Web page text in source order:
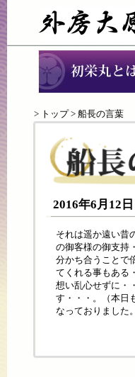
> トップ> 船長の言葉
2016年6月12
それは遥か遠い昔
の御客様の御支持
分かち合うことで
てくれる事もある
想い乱心せずに・
す・・・。（本日
なっておりました